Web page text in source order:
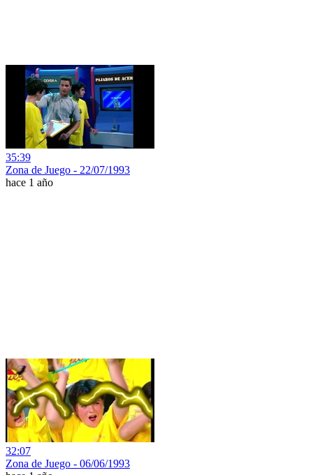
35:39
Zona de Juego - 22/07/1993
hace 1 año
32:07
Zona de Juego - 06/06/1993